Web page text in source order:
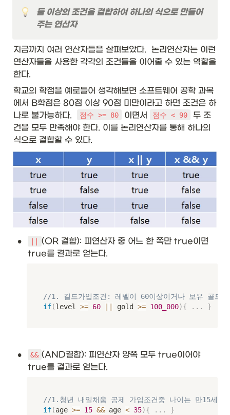
둘 이상의 조건을 결합하여 하나의 식으로 만들어
주는 연산자
지금까지 여러 연산자들을 살펴보았다.  논리연산자는 이런
연산자들을 사용한 각각의 조건들을 이어줄 수 있는 역할을
한다.
학교의 학점을 예로들어 생각해보면 소프트웨어 공학 과목
에서 B학점은 80점 이상 90점 미만이라고 하면 조건은 하
나로 불가능하다.
점수 >= 80 이면서 점수 < 90
두 조
건을 모두 만족해야 한다. 이를 논리연산자를 통해 하나의
식으로 결합할 수 있다.
• || (OR 결합): 피연산자 중 어느 한 쪽만 true이면
true를 결과로 얻는다.
//1. 길드가입조건: 레벨이 60이상이거나 보유 골드
if(level >= 60 gold >= 100_000){ . . . }
• && (AND결합): 피연산자 양쪽 모두 true이어야
true를 결과로 얻는다.
//1.청년 내일채움 공제 가입조건중 나이는 만15세
if(age >= 15 && age < 35){ . . . }